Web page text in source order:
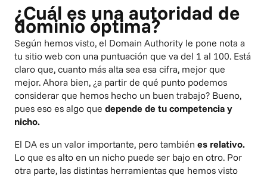
¿Cuál es una autoridad de
dominio óptima?
Según hemos visto, el Domain Authority le pone nota a
tu sitio web con una puntuación que va del 1 al 100. Está
claro que, cuanto más alta sea esa cifra, mejor que
mejor. Ahora bien, ¿a partir de qué punto podemos
considerar que hemos hecho un buen trabajo? Bueno,
pues eso es algo que depende de tu competencia y
nicho.
El DA es un valor importante, pero también es relativo.
Lo que es alto en un nicho puede ser bajo en otro. Por
otra parte, las distintas herramientas que hemos visto